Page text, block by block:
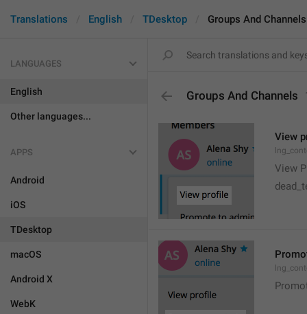
Translations English TDesktop Groups And Channels
LANGUAGES
English
Other languages...
APPS
Android
iOS
TDesktop
macOS
Android X
WebK
Groups And Channels
View
View